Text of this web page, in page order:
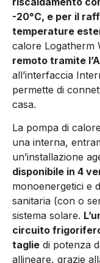
-20°C, e per il
temperature
calore Logatherm
remoto tramite
all’interfaccia
permette di
casa.
La pompa di
una interna,
un’installazione
disponibile in 4
monoenergetici e
sanitaria (con o
sistema solare.
circuito
taglie di potenza
allineare, grazie